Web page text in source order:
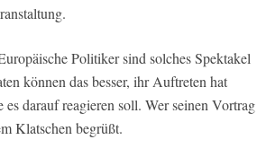
Politiker sind solches Spektakel
können das besser, ihr Auftreten hat
darauf reagieren soll. Wer seinen Vortrag
Klatschen begrüßt.